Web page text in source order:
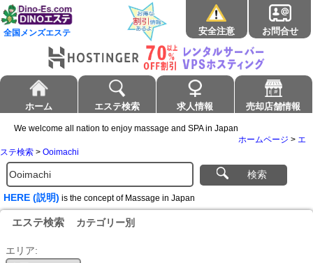
全国メンズエステ 安全注意 お問合せ
ホーム エステ検索 求人情報 売却店舗情報
We welcome all nation to enjoy massage and SPA in Japan
ホームページ > エ
ステ検索 > Ooimachi
検索
HERE (説明) is the concept of Massage in Japan
エステ検索 カテゴリー別
エリア: